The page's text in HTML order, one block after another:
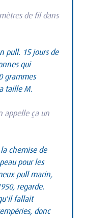
de fil dans
pull. 15 jours de
qui
grammes
taille M.
appelle ça un
la chemise de
pour les
pull marin,
regarde.
fallait
donc